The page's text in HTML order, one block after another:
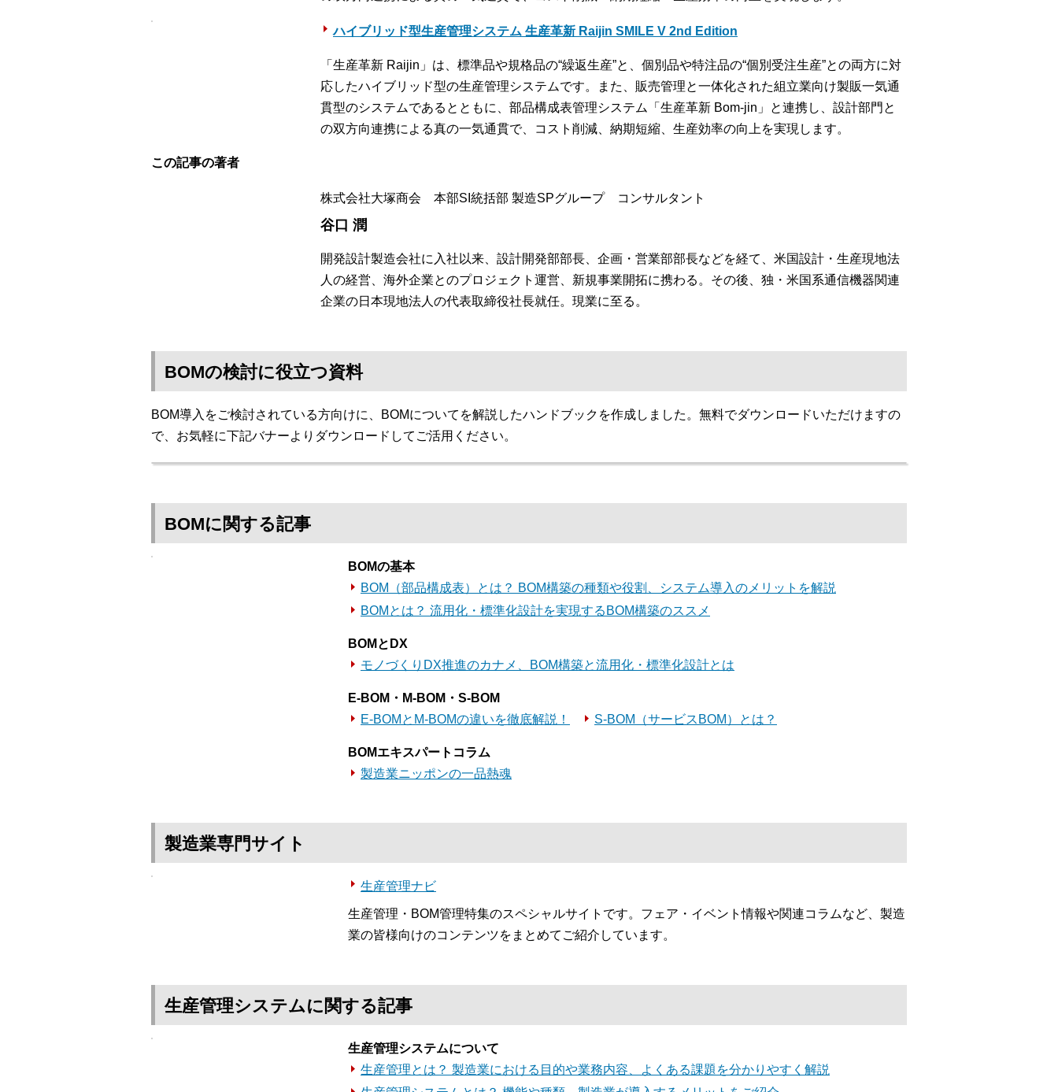
ハイブリッド型生産管理システム 生産革新 Raijin SMILE V 2nd Edition
「生産革新 Raijin」は、標準品や規格品の“繰返生産”と、個別品や特注品の“個別受注生産”との両方に対
応したハイブリッド型の生産管理システムです。また、販売管理と一体化された組立業向け製販一気通
貫型のシステムであるとともに、部品構成表管理システム「生産革新 Bom-jin」と連携し、設計部門と
の双方向連携による真の一気通貫で、コスト削減、納期短縮、生産効率の向上を実現します。
この記事の著者
株式会社大塚商会 本部SI統括部 製造SPグループ コンサルタント
谷口 潤
開発設計製造会社に入社以来、設計開発部部長、企画・営業部部長などを経て、米国設計・生産現地法
人の経営、海外企業とのプロジェクト運営、新規事業開拓に携わる。その後、独・米国系通信機器関連
企業の日本現地法人の代表取締役社長就任。現業に至る。
BOMの検討に役立つ資料
BOM導入をご検討されている方向けに、BOMについてを解説したハンドブックを作成しました。無料でダウンロードいただけますの
で、お気軽に下記バナーよりダウンロードしてご活用ください。
BOMに関する記事
BOMの基本
BOM（部品構成表）とは？ BOM構築の種類や役割、システム導入のメリットを解説
BOMとは？ 流用化・標準化設計を実現するBOM構築のススメ
BOMとDX
モノづくりDX推進のカナメ、BOM構築と流用化・標準化設計とは
E-BOM・M-BOM・S-BOM
E-BOMとM-BOMの違いを徹底解説！
S-BOM（サービスBOM）とは？
BOMエキスパートコラム
製造業ニッポンの一品熱魂
製造業専門サイト
生産管理ナビ
生産管理・BOM管理特集のスペシャルサイトです。フェア・イベント情報や関連コラムなど、製造
業の皆様向けのコンテンツをまとめてご紹介しています。
生産管理システムに関する記事
生産管理システムについて
生産管理とは？ 製造業における目的や業務内容、よくある課題を分かりやすく解説